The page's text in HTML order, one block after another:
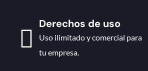
Derechos de uso
Uso ilimitado y comercial para
tu empresa.